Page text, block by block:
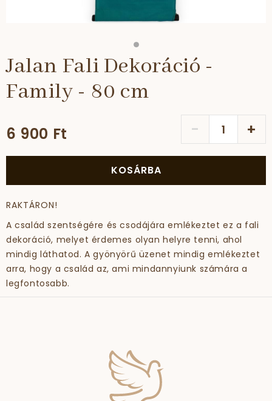
Jalan Fali Dekoráció -
Family - 80 cm
6 900 Ft - +
KOSÁRBA
RAKTÁRON!
A család szentségére és csodájára emlékeztet ez a fali
dekoráció, melyet érdemes olyan helyre tenni, ahol
mindig láthatod. A gyönyörű üzenet mindig emlékeztet
arra, hogy a család az, ami mindannyiunk számára a
legfontosabb.